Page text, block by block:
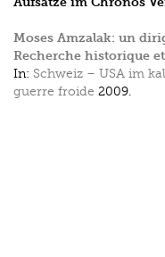
Moses Amzalak: un
Recherche historique
In: Schweiz – USA im
guerre froide 2009.